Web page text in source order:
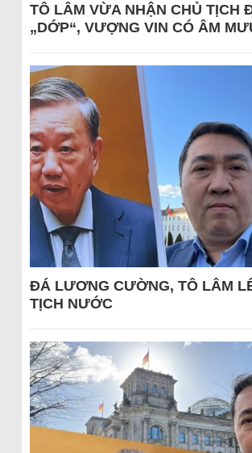
TÔ LÂM VỪA NHẬN CHỦ TỊCH
„DỚP“, VƯỢNG VIN CÓ ÂM
ĐÁ LƯƠNG CƯỜNG, TÔ LÂM
TỊCH NƯỚC